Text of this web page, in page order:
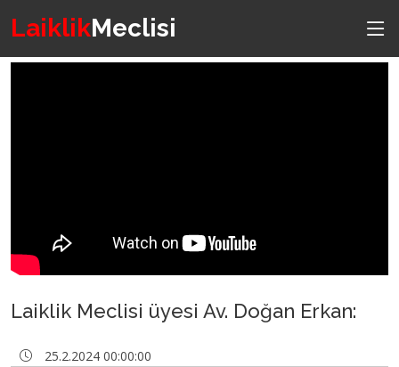
LaiklikMeclisi
Laiklik Meclisi üyesi Av. Doğan Erkan:
25.2.2024 00:00:00